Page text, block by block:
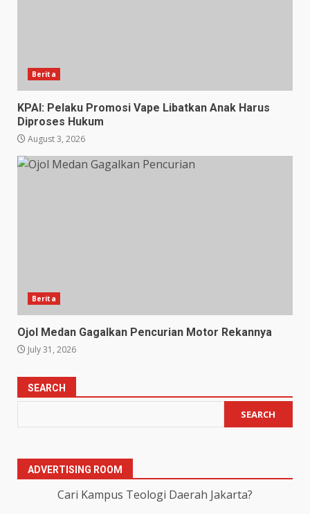
Berita
KPAI: Pelaku Promosi Vape Libatkan Anak Harus
Diproses Hukum
August 3, 2026
Berita
Ojol Medan Gagalkan Pencurian Motor Rekannya
July 31, 2026
SEARCH
SEARCH
ADVERTISING ROOM
Cari Kampus Teologi Daerah Jakarta?